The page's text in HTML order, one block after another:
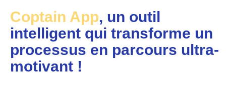
Coptain App, un outil
intelligent qui transforme un
processus en parcours ultra-
motivant !